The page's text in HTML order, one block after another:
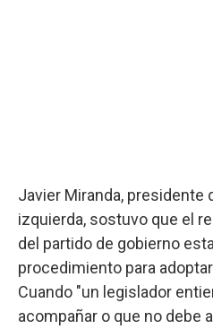
Javier Miranda, presidente
izquierda, sostuvo que el
del partido de gobierno
procedimiento para
Cuando "un legislador
acompañar o que no debe